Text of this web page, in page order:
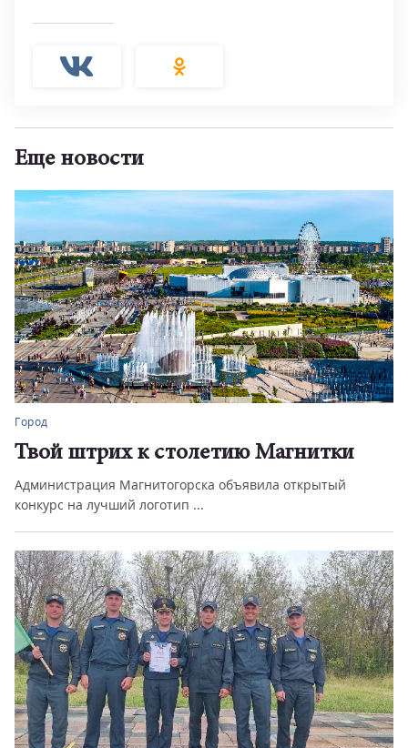
Еще новости
Город
Твой штрих к столетию Магнитки
Администрация Магнитогорска объявила открытый
конкурс на лучший логотип ...